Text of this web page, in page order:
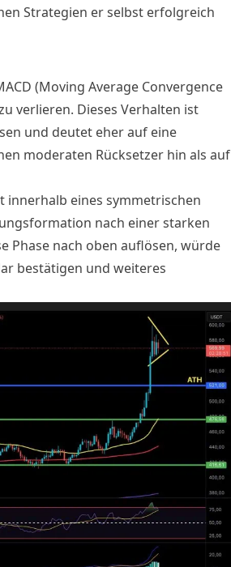
Strategien er selbst erfolgreich
(Moving Average Convergence
verlieren. Dieses Verhalten ist
und deutet eher auf eine
moderaten Rücksetzer hin als auf
eines symmetrischen
nach einer starken
Phase nach oben auflösen, würde
bestätigen und weiteres